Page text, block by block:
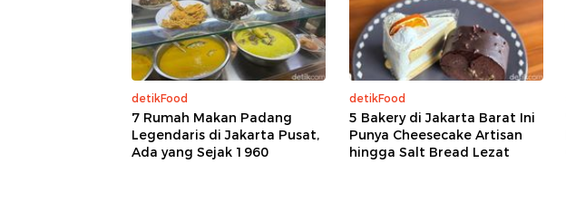
detikFood
7 Rumah Makan Padang
Legendaris di Jakarta Pusat,
Ada yang Sejak 1960
detikFood
5 Bakery di Jakarta Barat Ini
Punya Cheesecake Artisan
hingga Salt Bread Lezat